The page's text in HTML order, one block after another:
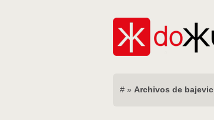
# » Archivos de bajevic